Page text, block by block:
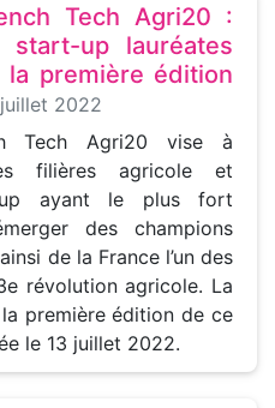
Tech Agri20 :
start-up lauréates
la première édition
2022
Tech Agri20 vise à
filières agricole et
up ayant le plus fort
des champions
de la France l’un des
révolution agricole. La
première édition de ce
le 13 juillet 2022.